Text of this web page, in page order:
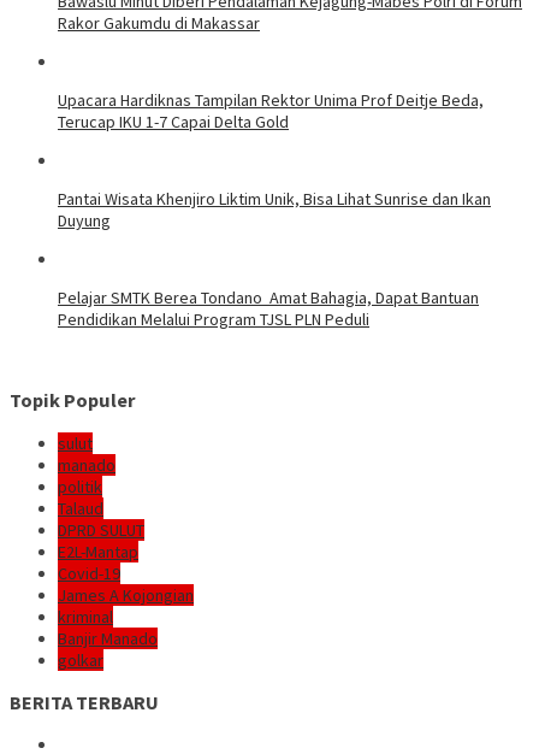
Rakor Gakumdu di Makassar
Upacara Hardiknas Tampilan Rektor Unima Prof Deitje Beda,
Terucap IKU 1-7 Capai Delta Gold
Pantai Wisata Khenjiro Liktim Unik, Bisa Lihat Sunrise dan Ikan
Duyung
Pelajar SMTK Berea Tondano Amat Bahagia, Dapat Bantuan
Pendidikan Melalui Program TJSL PLN Peduli
Topik Populer
sulut
manado
politik
Talaud
DPRD SULUT
E2L-Mantap
Covid-19
James A Kojongian
kriminal
Banjir Manado
golkar
BERITA TERBARU